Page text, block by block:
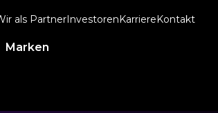
als PartnerInvestorenKarriereKontakt
Marken